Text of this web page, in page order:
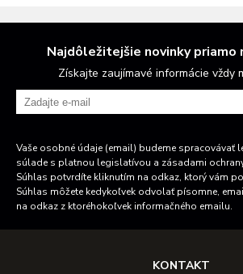
Najdôležitejšie novinky priamo
Získajte zaujímavé informácie vždy
Vaše osobné údaje (email) budeme spracovávať
súlade s platnou legislatívou a zásadami
Súhlas potvrdíte kliknutím na odkaz, ktorý vám
Súhlas môžete kedykoľvek odvolať písomne,
na odkaz z ktoréhokoľvek informačného emailu.
KONTAKT